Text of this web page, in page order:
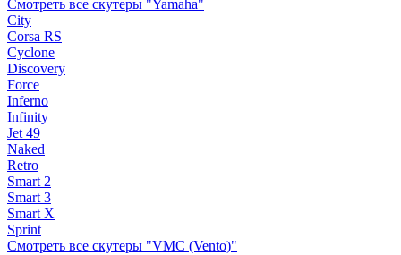
Смотреть все скутеры "Yamaha"
City
Corsa RS
Cyclone
Discovery
Force
Inferno
Infinity
Jet 49
Naked
Retro
Smart 2
Smart 3
Smart X
Sprint
Смотреть все скутеры "VMC (Vento)"